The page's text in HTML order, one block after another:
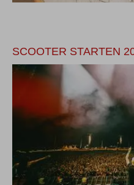
SCOOTER STARTEN